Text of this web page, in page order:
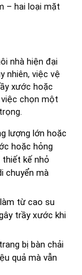
– hai loại mặt
nhà hiện đại
nhiên, việc vệ
xước hoặc
việc chọn một
lượng lớn hoặc
hoặc hỏng
kế nhỏ
chuyển mà
từ cao su
trầy xước khi
bị bàn chải
quả mà vẫn